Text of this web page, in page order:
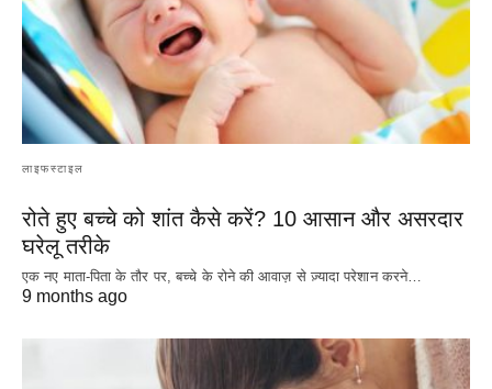
लाइफस्टाइल
रोते हुए बच्चे को शांत कैसे करें? 10 आसान और असरदार
घरेलू तरीके
एक नए माता-पिता के तौर पर, बच्चे के रोने की आवाज़ से ज़्यादा परेशान करने…
9 months ago